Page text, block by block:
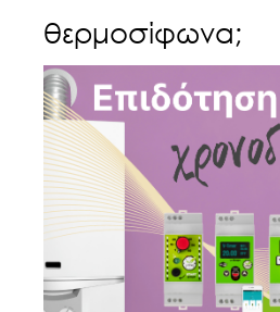
θερμοσίφωνα;